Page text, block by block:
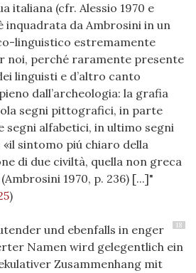
italiana (cfr. Alessio 1970 e
inquadrata da Ambrosini in un
linguistico estremamente
noi, perché raramente presente
linguisti e d’altro canto
dall’archeologia: la grafia
segni pittografici, in parte
segni alfabetici, in ultimo segni
sintomo piú chiaro della
di due civiltà, quella non greca
1970, p. 236) [...]"
)
18
und ebenfalls in enger
Namen wird gelegentlich ein
Zusammenhang mit